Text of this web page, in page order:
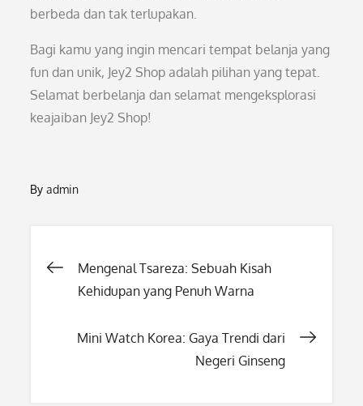
berbeda dan tak terlupakan.
Bagi kamu yang ingin mencari tempat belanja yang
fun dan unik, Jey2 Shop adalah pilihan yang tepat.
Selamat berbelanja dan selamat mengeksplorasi
keajaiban Jey2 Shop!
Byadmin
Post
Mengenal Tsareza: Sebuah Kisah
Kehidupan yang Penuh Warna
Mini Watch Korea: Gaya Trendi dari
Negeri Ginseng